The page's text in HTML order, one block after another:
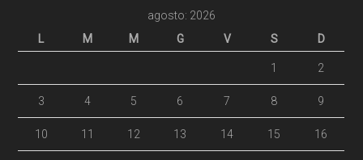
agosto: 2026
L
M M G V S D
1 2
3 4 5 6 7 8 9
10 11 12 13 14 15 16